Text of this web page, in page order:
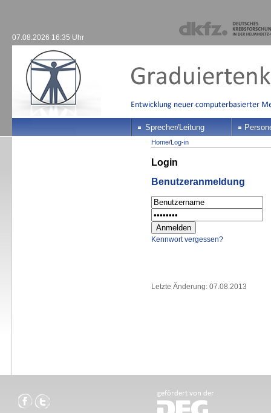
07.08.2026 16:35 Uhr
Sprecher/Leitung
Home/Log-in
Login
Benutzeranmeldung
Kennwort vergessen?
Letzte Änderung: 07.08.2013